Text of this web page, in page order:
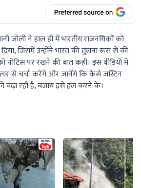
जोली ने हाल ही में भारतीय राजनयिकों को
जिसमें उन्होंने भारत की तुलना रूस से की
नोटिस पर रखने की बात कही। इस वीडियो में
से चर्चा करेंगे और जानेंगे कि कैसे जस्टिन
बढ़ा रही है, बजाय इसे हल करने के।